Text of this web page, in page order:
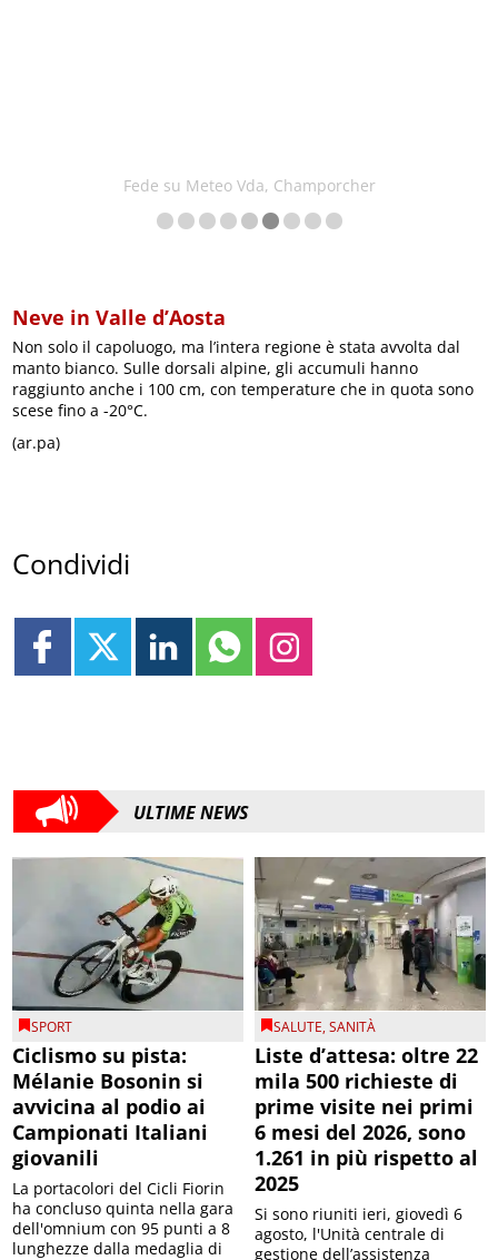
Fede su Meteo Vda, Champorcher
Neve in Valle d’Aosta
Non solo il capoluogo, ma l’intera regione è stata avvolta dal
manto bianco. Sulle dorsali alpine, gli accumuli hanno
raggiunto anche i 100 cm, con temperature che in quota sono
scese fino a -20°C.
(ar.pa)
Condividi
ULTIME NEWS
SPORT
Ciclismo su pista:
Mélanie Bosonin si
avvicina al podio ai
Campionati Italiani
giovanili
La portacolori del Cicli Fiorin
ha concluso quinta nella gara
dell'omnium con 95 punti a 8
lunghezze dalla medaglia di
SALUTE,SANITÀ
Liste d’attesa: oltre 22
mila 500 richieste di
prime visite nei primi
6 mesi del 2026, sono
1.261 in più rispetto al
2025
Si sono riuniti ieri, giovedì 6
agosto, l'Unità centrale di
gestione dell’assistenza